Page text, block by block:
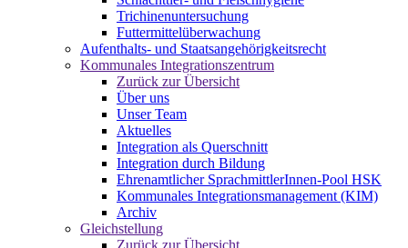
Trichinenuntersuchung
Futtermittelüberwachung
Aufenthalts- und Staatsangehörigkeitsrecht
Kommunales Integrationszentrum
Zurück zur Übersicht
Über uns
Unser Team
Aktuelles
Integration als Querschnitt
Integration durch Bildung
Ehrenamtlicher SprachmittlerInnen-Pool HSK
Kommunales Integrationsmanagement (KIM)
Archiv
Gleichstellung
Zurück zur Übersicht